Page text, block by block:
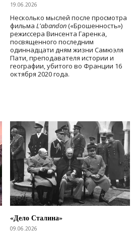
19.06.2026
Несколько мыслей после просмотра
фильма L'abandon(«Брошенность»)
режиссера Винсента Гаренка,
посвященного последним
одиннадцати дням жизни Самюэля
Пати, преподавателя истории и
географии, убитого во Франции 16
октября 2020 года.
«Дело Сталина»
09.06.2026